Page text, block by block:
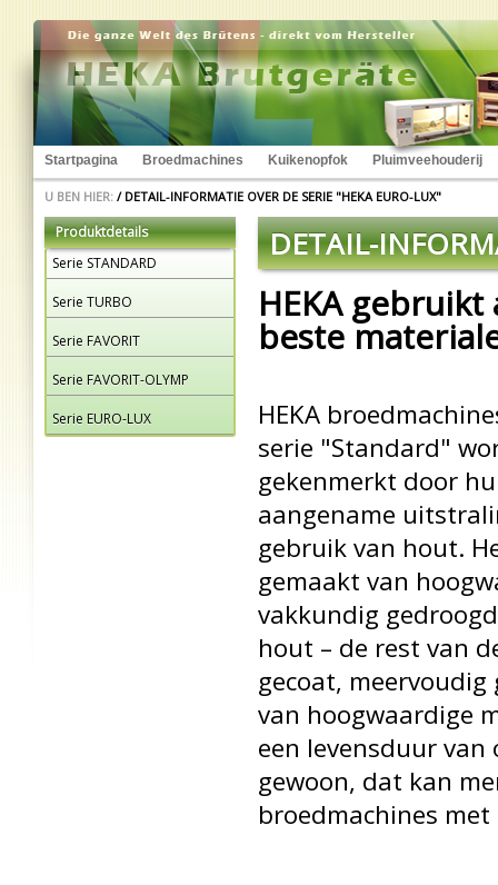
Startpagina Broedmachines Kuikenopfok Pluimveehouderij
U BEN HIER: / DETAIL-INFORMATIE OVER DE SERIE "HEKA EURO-LUX"
Produktdetails
Serie STANDARD
Serie TURBO
Serie FAVORIT
Serie FAVORIT-OLYMP
Serie EURO-LUX
DETAIL-
HEKA
beste
HEKA
serie "Standard"
gekenmerkt door
aangename
gebruik van hout.
gemaakt van
vakkundig
hout – de rest van
gecoat,
van hoogwaardige
een levensduur van
gewoon, dat kan
broedmachines